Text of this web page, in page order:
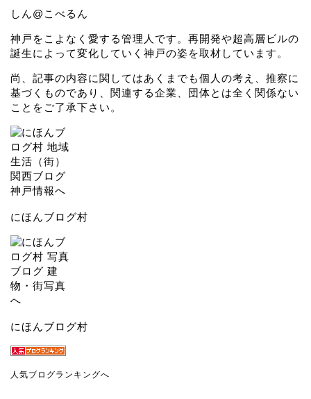
しん@こべるん
神戸をこよなく愛する管理人です。再開発や超高層ビルの
誕生によって変化していく神戸の姿を取材しています。
尚、記事の内容に関してはあくまでも個人の考え、推察に
基づくものであり、関連する企業、団体とは全く関係ない
ことをご了承下さい。
にほんブログ村
にほんブログ村
人気ブログランキングへ